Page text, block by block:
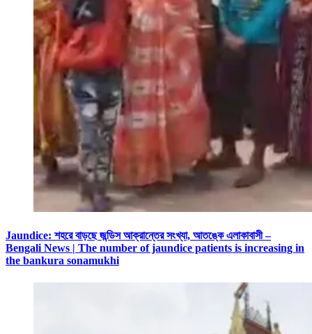
Jaundice: শহরে বাড়ছে জন্ডিস আক্রান্তের সংখ্যা, আতঙ্কে এলাকাবাসী –
Bengali News | The number of jaundice patients is increasing in
the bankura sonamukhi